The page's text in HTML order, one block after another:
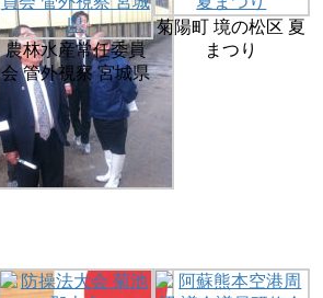
農林水産常任委員
会 管外視察 宮城県
菊陽町 境の松区 夏
まつり